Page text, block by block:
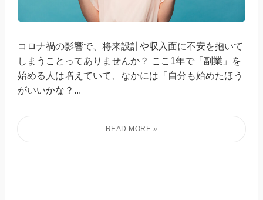
コロナ禍の影響で、将来設計や収入面に不安を抱いて
しまうことってありませんか？ ここ1年で「副業」を
始める人は増えていて、なかには「自分も始めたほう
がいいかな？...